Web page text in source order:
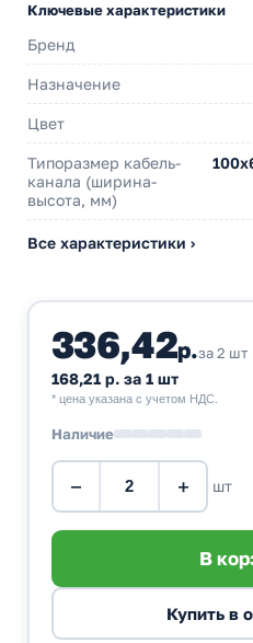
Ключевые характеристики
Бренд
Назначение
Цвет
Типоразмер кабель-
канала (ширина-
высота, мм)
Все характеристики ›
336,42р.за 2 шт
168,21 р. за 1 шт
* цена указана с учетом НДС.
Наличие
− + шт